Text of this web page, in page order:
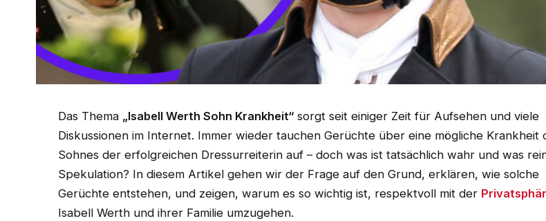
Das Thema „Isabell Werth Sohn Krankheit“ sorgt seit einiger Zeit für Aufsehen und viele
Diskussionen im Internet. Immer wieder tauchen Gerüchte über eine mögliche Krankheit
Sohnes der erfolgreichen Dressurreiterin auf – doch was ist tatsächlich wahr und was
Spekulation? In diesem Artikel gehen wir der Frage auf den Grund, erklären, wie solche
Gerüchte entstehen, und zeigen, warum es so wichtig ist, respektvoll mit der
Isabell Werth und ihrer Familie umzugehen.